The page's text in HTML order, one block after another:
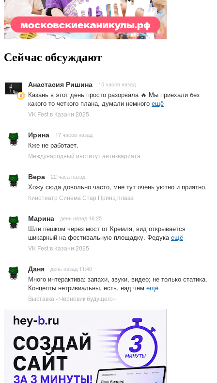
Сейчас обсуждают
Анастасия Ришина 15 часов назад
Казань в этот день просто разорвала 🔥 Мы приехали без
какого то четкого плана, думали немного ещё
VK Fest в Казани 2025
Ирина 17 часов назад
Кже не работает.
Международный институт антиквариата
Вера 22 часа назад
Хожу сюда довольно часто, мне тут очень уютно и приятно.
Кинотеатр Синема Стар Принц плаза
Марина день назад 16:25
Шли пешком через мост от Кремля, вид открывается
шикарный на фестивальную площадку. Федука ещё
VK Fest в Казани 2025
Даня день назад 11:40
Много интерактива: запахи, звуки, видео; не только статика.
Концепты нетривиальны, есть, над чем ещё
Выставка «Черновик будущего»